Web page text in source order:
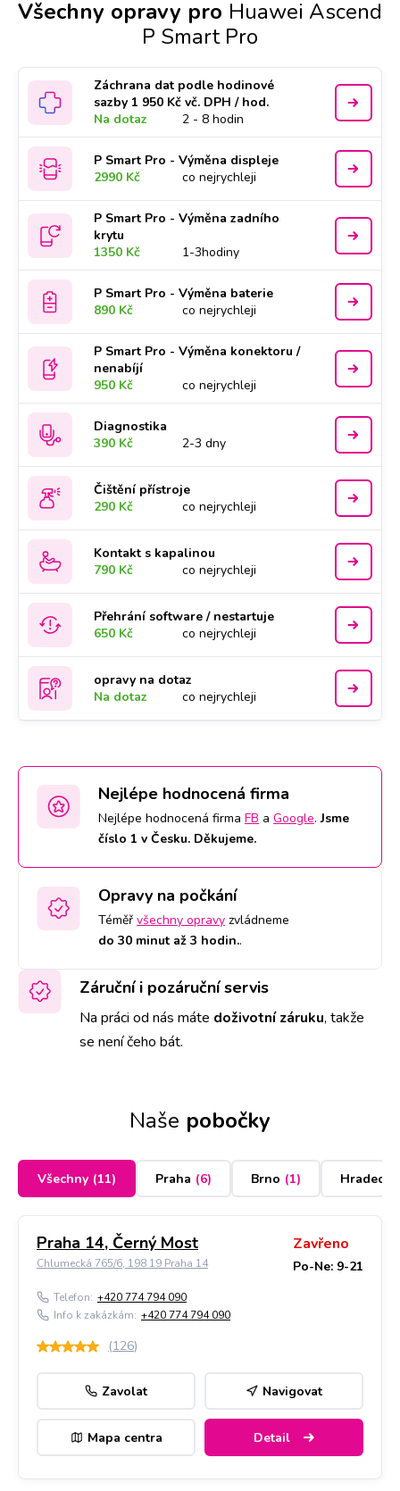
Všechny opravy pro Huawei Ascend
P Smart Pro
Záchrana dat podle hodinové
sazby 1 950 Kč vč. DPH / hod.
Na dotaz
2 - 8 hodin
P Smart Pro - Výměna displeje
2990 Kč
co nejrychleji
P Smart Pro - Výměna zadního
krytu
1350 Kč
1-3hodiny
P Smart Pro - Výměna baterie
890 Kč
co nejrychleji
P Smart Pro - Výměna konektoru /
nenabíjí
950 Kč
co nejrychleji
Diagnostika
390 Kč
2-3 dny
Čištění přístroje
290 Kč
co nejrychleji
Kontakt s kapalinou
790 Kč
co nejrychleji
Přehrání software / nestartuje
650 Kč
co nejrychleji
opravy na dotaz
Na dotaz
co nejrychleji
Nejlépe hodnocená firma
Nejlépe hodnocená firma FB a Google.Jsme
číslo 1 v Česku. Děkujeme.
Opravy na počkání
Téměř všechny opravy zvládneme
do 30 minut až 3 hodin..
Záruční i pozáruční servis
Na práci od nás máte doživotní záruku, takže
se není čeho bát.
Naše pobočky
Všechny (11) Praha (6) Brno (1) Hradec
Praha 14, Černý Most
Chlumecká 765/6, 198 19 Praha 14
Zavřeno
Po-Ne: 9-21
Telefon: +420 774 794 090
Info k zakázkám: +420 774 794 090
(126)
Zavolat Navigovat
Mapa centra Detail